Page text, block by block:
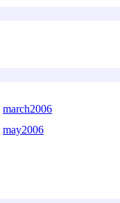
march2006
may2006